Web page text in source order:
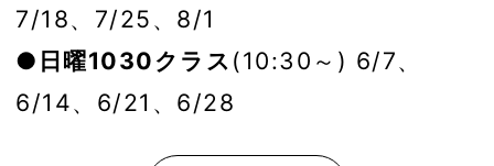
7/18、7/25、8/1
●日曜1030クラス(10:30～) 6/7、
6/14、6/21、6/28